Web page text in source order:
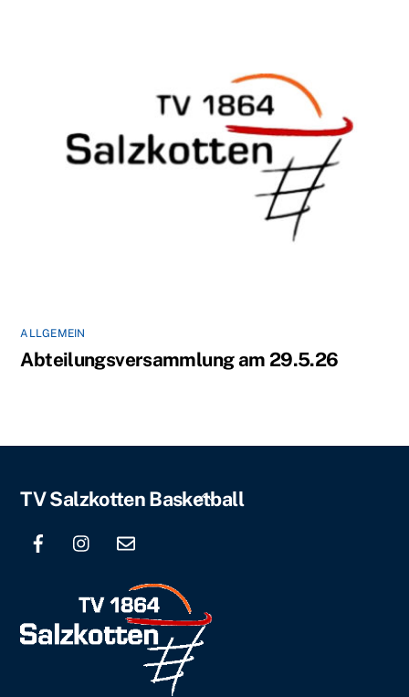
ALLGEMEIN
Abteilungsversammlung am 29.5.26
Back
TV Salzkotten Basketball